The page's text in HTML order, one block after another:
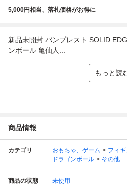
5,000円相当、落札価格がお得に
新品未開封 バンプレスト SOLID
ンボール 亀仙人...
もっと読
商品情報
カテゴリ おもちゃ、ゲーム フィ
ドラゴンボール
その他
商品の状態 未使用